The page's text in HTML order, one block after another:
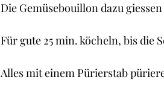
Die Gemüsebouillon dazu
Für gute 25 min. köcheln, bis
Alles mit einem Pürierstab